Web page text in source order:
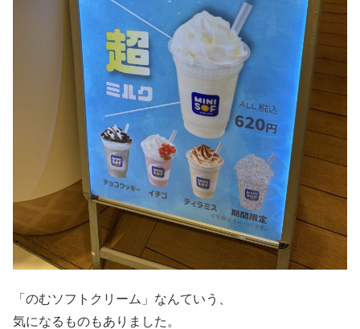
「のむソフトクリーム」なんていう、
気になるものもありました。